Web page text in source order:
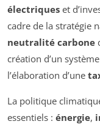
électriques et
cadre de la stratégie
neutralité carbone
création d’un
l’élaboration d’une
La politique
essentiels : énergie,